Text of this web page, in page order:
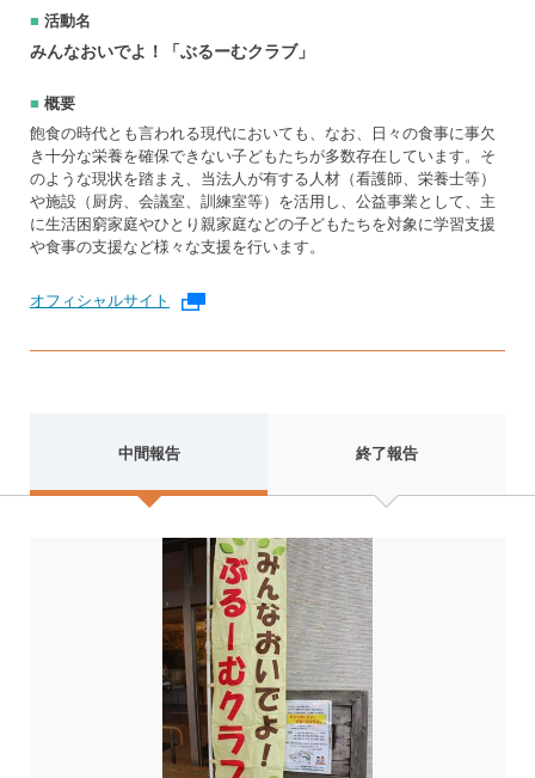
活動名
みんなおいでよ！「ぶるーむクラブ」
概要
飽食の時代とも言われる現代においても、なお、日々の食事に事欠
き十分な栄養を確保できない子どもたちが多数存在しています。そ
のような現状を踏まえ、当法人が有する人材（看護師、栄養士等）
や施設（厨房、会議室、訓練室等）を活用し、公益事業として、主
に生活困窮家庭やひとり親家庭などの子どもたちを対象に学習支援
や食事の支援など様々な支援を行います。
オフィシャルサイト
中間報告 終了報告